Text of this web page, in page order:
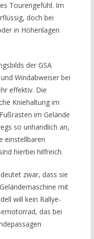
Tourengefühl. Im
doch bei
in Höhenlagen
der GSA
Windabweiser bei
effektiv. Die
Kniehaltung im
im Gelände
so unhandlich an,
einstellbaren
hierbei hilfreich.
zwar, dass sie
mit
will kein Rallye-
das bei